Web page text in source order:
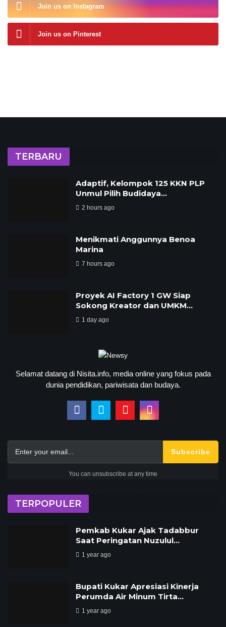
Join us on Instagram
Join us on Pinterest
TERBARU
‎Adaptif, Kelompok 125 KKN PLP
Unmul Pilih Budidaya…
2 hours ago
Menikmati Anggunnya Benoa
Marina
7 hours ago
Proyek AI Factory 1 GW Siap
Sokong Kreator dan UMKM…
1 day ago
Selamat datang di Nisita.info, media online yang fokus pada
dunia pendidikan, pariwisata dan budaya.
Subscribe
You can unsubscribe at any time
TERPOPULER
Pemkab Kukar Ajak Tadabbur
Saat Peringatan Nuzulul…
1 year ago
Bupati Kukar Apresiasi Kinerja
Perumda Air Minum Tirta…
1 year ago